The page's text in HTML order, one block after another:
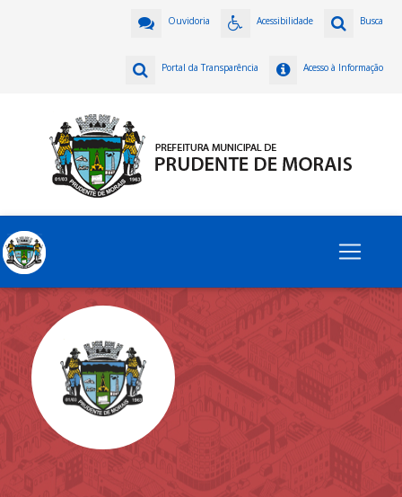
Busca
Acessibilidade
Ouvidoria
Acesso à Informação
Portal da Transparência